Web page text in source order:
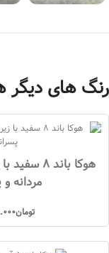
رنگ های دیگر هوکا باند 8
هوکا باند
مردانه
تومان